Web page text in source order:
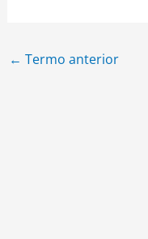
← Termo anterior